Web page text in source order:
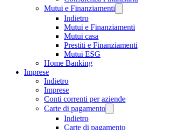
Mutui e Finanziamenti
Indietro
Mutui e Finanziamenti
Mutui casa
Prestiti e Finanziamenti
Mutui ESG
Home Banking
Imprese
Indietro
Imprese
Conti correnti per aziende
Carte di pagamento
Indietro
Carte di pagamento